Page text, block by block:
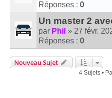
Réponses : 0
Un master 2
par Phil » 27 févr.
Réponses : 0
Nouveau Sujet
4 Sujets •